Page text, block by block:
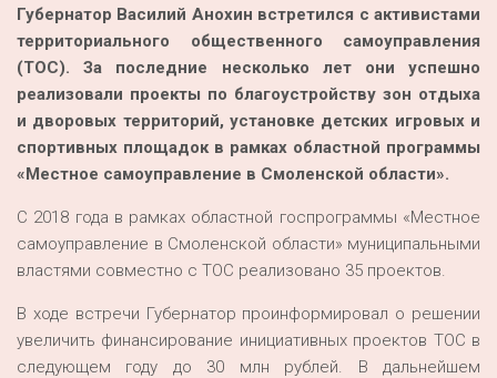
Перепись — 2020
Губернатор Василий Анохин встретился с активистами
территориального общественного самоуправления
(ТОС). За последние несколько лет они успешно
реализовали проекты по благоустройству зон отдыха
и дворовых территорий, установке детских игровых и
спортивных площадок в рамках областной программы
«Местное самоуправление в Смоленской области».
С 2018 года в рамках областной госпрограммы «Местное
самоуправление в Смоленской области» муниципальными
властями совместно с ТОС реализовано 35 проектов.
В ходе встречи Губернатор проинформировал о решении
увеличить финансирование инициативных проектов ТОС в
следующем году до 30 млн рублей. В дальнейшем